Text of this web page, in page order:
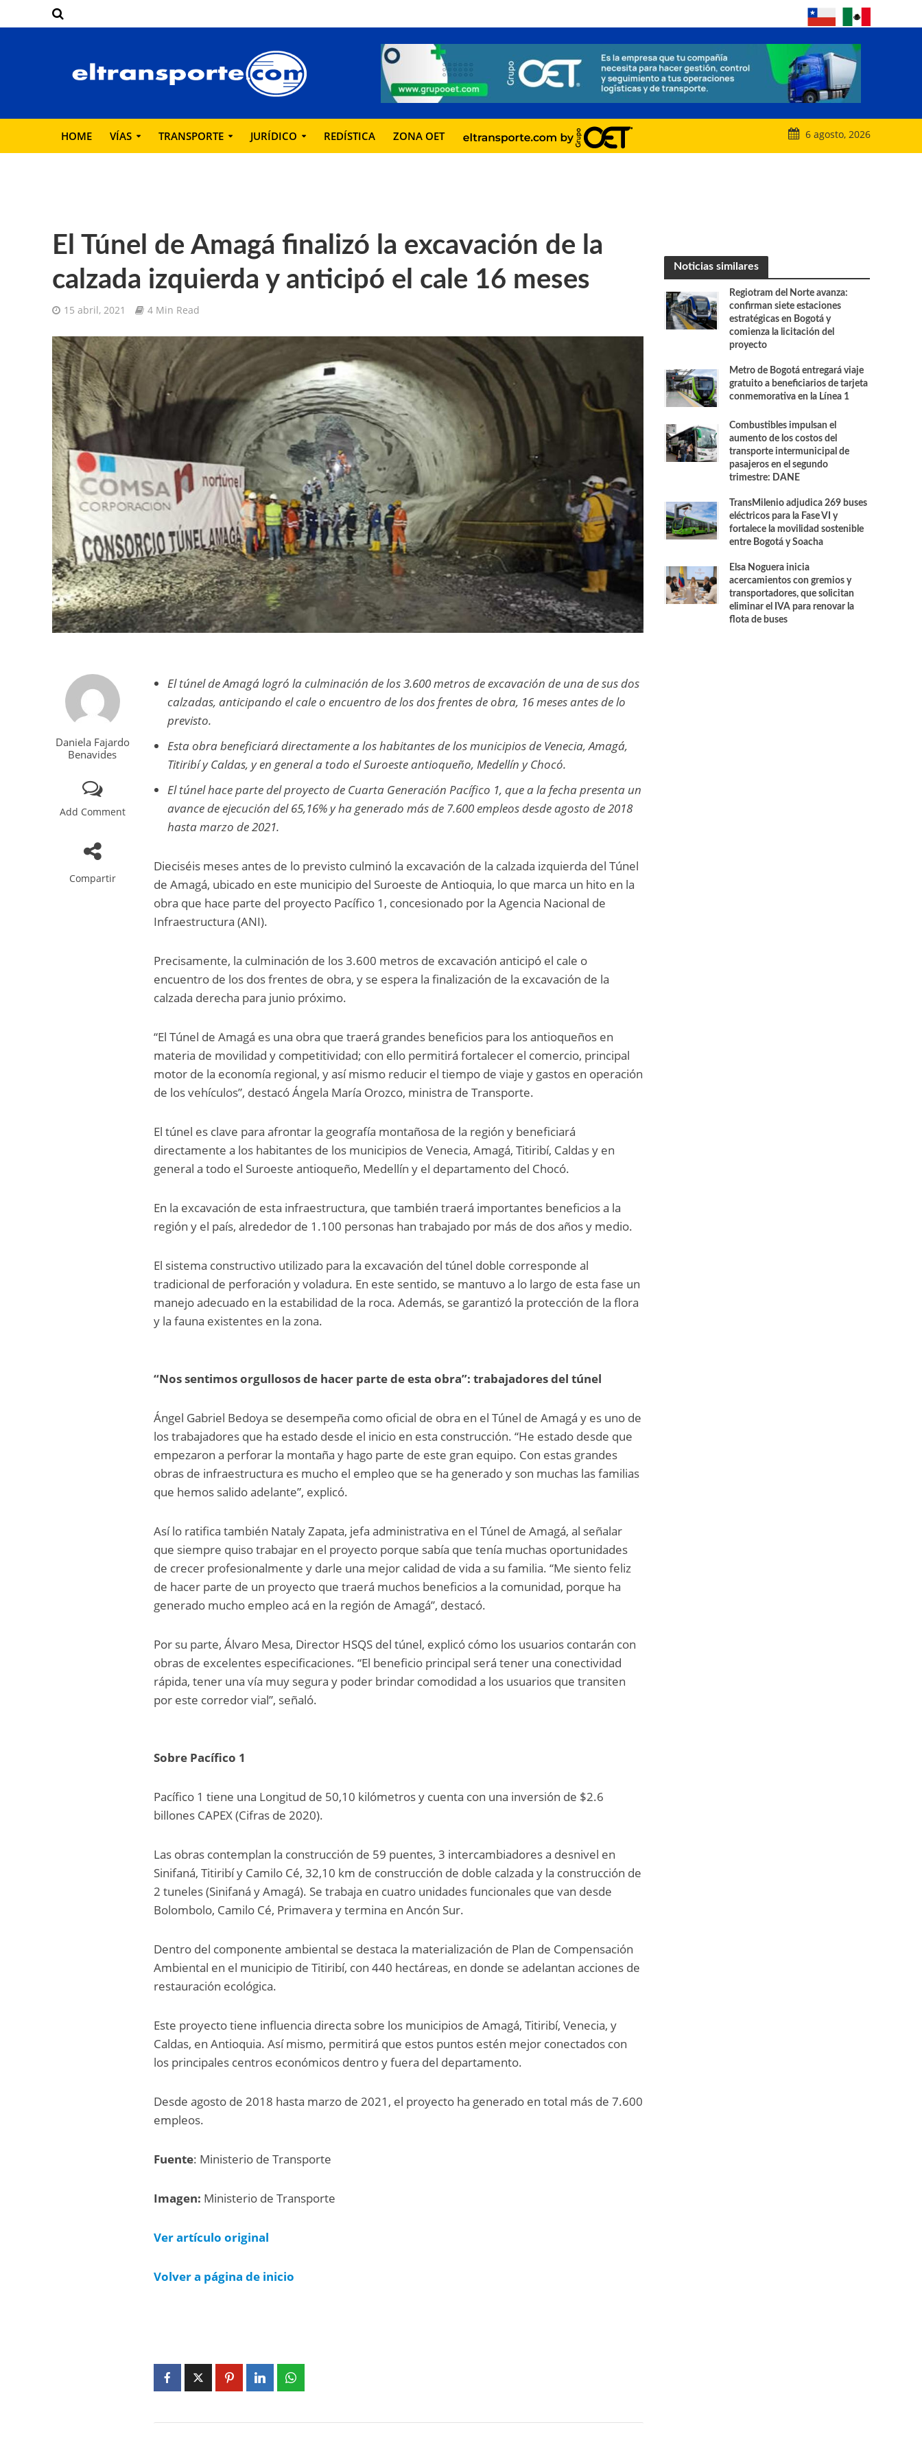
HOME VÍAS TRANSPORTE JURÍDICO REDÍSTICA ZONA OET 6 agosto, 2026
El Túnel de Amagá finalizó la excavación de la
calzada izquierda y anticipó el cale 16 meses
15 abril, 2021 4 Min Read
Daniela Fajardo
Benavides
Add Comment
Compartir
El túnel de Amagá logró la culminación de los 3.600 metros de excavación de una de sus dos
calzadas, anticipando el cale o encuentro de los dos frentes de obra, 16 meses antes de lo
previsto.
Esta obra beneficiará directamente a los habitantes de los municipios de Venecia, Amagá,
Titiribí y Caldas, y en general a todo el Suroeste antioqueño, Medellín y Chocó.
El túnel hace parte del proyecto de Cuarta Generación Pacífico 1, que a la fecha presenta un
avance de ejecución del 65,16% y ha generado más de 7.600 empleos desde agosto de 2018
hasta marzo de 2021.
Dieciséis meses antes de lo previsto culminó la excavación de la calzada izquierda del Túnel
de Amagá, ubicado en este municipio del Suroeste de Antioquia, lo que marca un hito en la
obra que hace parte del proyecto Pacífico 1, concesionado por la Agencia Nacional de
Infraestructura (ANI).
Precisamente, la culminación de los 3.600 metros de excavación anticipó el cale o
encuentro de los dos frentes de obra, y se espera la finalización de la excavación de la
calzada derecha para junio próximo.
“El Túnel de Amagá es una obra que traerá grandes beneficios para los antioqueños en
materia de movilidad y competitividad; con ello permitirá fortalecer el comercio, principal
motor de la economía regional, y así mismo reducir el tiempo de viaje y gastos en operación
de los vehículos”, destacó Ángela María Orozco, ministra de Transporte.
El túnel es clave para afrontar la geografía montañosa de la región y beneficiará
directamente a los habitantes de los municipios de Venecia, Amagá, Titiribí, Caldas y en
general a todo el Suroeste antioqueño, Medellín y el departamento del Chocó.
En la excavación de esta infraestructura, que también traerá importantes beneficios a la
región y el país, alrededor de 1.100 personas han trabajado por más de dos años y medio.
El sistema constructivo utilizado para la excavación del túnel doble corresponde al
tradicional de perforación y voladura. En este sentido, se mantuvo a lo largo de esta fase un
manejo adecuado en la estabilidad de la roca. Además, se garantizó la protección de la flora
y la fauna existentes en la zona.
“Nos sentimos orgullosos de hacer parte de esta obra”: trabajadores del túnel
Ángel Gabriel Bedoya se desempeña como oficial de obra en el Túnel de Amagá y es uno de
los trabajadores que ha estado desde el inicio en esta construcción. “He estado desde que
empezaron a perforar la montaña y hago parte de este gran equipo. Con estas grandes
obras de infraestructura es mucho el empleo que se ha generado y son muchas las familias
que hemos salido adelante”, explicó.
Así lo ratifica también Nataly Zapata, jefa administrativa en el Túnel de Amagá, al señalar
que siempre quiso trabajar en el proyecto porque sabía que tenía muchas oportunidades
de crecer profesionalmente y darle una mejor calidad de vida a su familia. “Me siento feliz
de hacer parte de un proyecto que traerá muchos beneficios a la comunidad, porque ha
generado mucho empleo acá en la región de Amagá”, destacó.
Por su parte, Álvaro Mesa, Director HSQS del túnel, explicó cómo los usuarios contarán con
obras de excelentes especificaciones. “El beneficio principal será tener una conectividad
rápida, tener una vía muy segura y poder brindar comodidad a los usuarios que transiten
por este corredor vial”, señaló.
Sobre Pacífico 1
Pacífico 1 tiene una Longitud de 50,10 kilómetros y cuenta con una inversión de $2.6
billones CAPEX (Cifras de 2020).
Las obras contemplan la construcción de 59 puentes, 3 intercambiadores a desnivel en
Sinifaná, Titiribí y Camilo Cé, 32,10 km de construcción de doble calzada y la construcción de
2 tuneles (Sinifaná y Amagá). Se trabaja en cuatro unidades funcionales que van desde
Bolombolo, Camilo Cé, Primavera y termina en Ancón Sur.
Dentro del componente ambiental se destaca la materialización de Plan de Compensación
Ambiental en el municipio de Titiribí, con 440 hectáreas, en donde se adelantan acciones de
restauración ecológica.
Este proyecto tiene influencia directa sobre los municipios de Amagá, Titiribí, Venecia, y
Caldas, en Antioquia. Así mismo, permitirá que estos puntos estén mejor conectados con
los principales centros económicos dentro y fuera del departamento.
Desde agosto de 2018 hasta marzo de 2021, el proyecto ha generado en total más de 7.600
empleos.
Fuente: Ministerio de Transporte
Imagen: Ministerio de Transporte
Ver artículo original
Volver a página de inicio
Noticias similares
Regiotram del Norte avanza:
confirman siete estaciones
estratégicas en Bogotá y
comienza la licitación del
proyecto
Metro de Bogotá entregará viaje
gratuito a beneficiarios de tarjeta
conmemorativa en la Línea 1
Combustibles impulsan el
aumento de los costos del
transporte intermunicipal de
pasajeros en el segundo
trimestre: DANE
TransMilenio adjudica 269 buses
eléctricos para la Fase VI y
fortalece la movilidad sostenible
entre Bogotá y Soacha
Elsa Noguera inicia
acercamientos con gremios y
transportadores, que solicitan
eliminar el IVA para renovar la
flota de buses